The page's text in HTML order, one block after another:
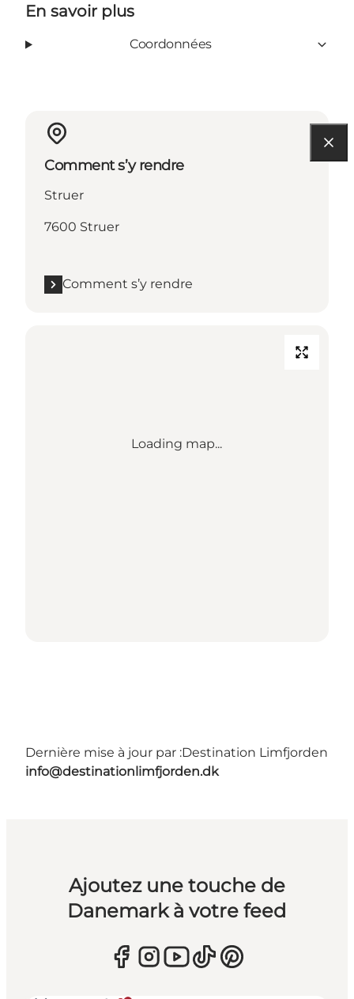
En savoir plus
Coordonnées
Comment s’y rendre
Struer
7600 Struer
Comment s’y rendre
Loading map...
Dernière mise à jour par :Destination Limfjorden
info@destinationlimfjorden.dk
Ajoutez une touche de
Danemark à votre feed